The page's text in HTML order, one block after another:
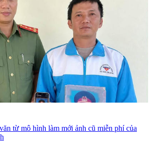
từ mô hình làm mới ảnh cũ miễn phí của